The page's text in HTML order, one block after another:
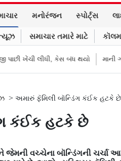
મનોરંજન સ્પોર્ટ્સ
સમાચાર તમારે માટે કૉલમ
લીધી, કેસ બંધ થયો માની ગયા મરદ
> અમારું ફૅમિલી બૉન્ડિંગ કંઈક હટકે છે
કંઈક હટકે છે
જેમની વચ્ચેના બૉન્ડિંગની